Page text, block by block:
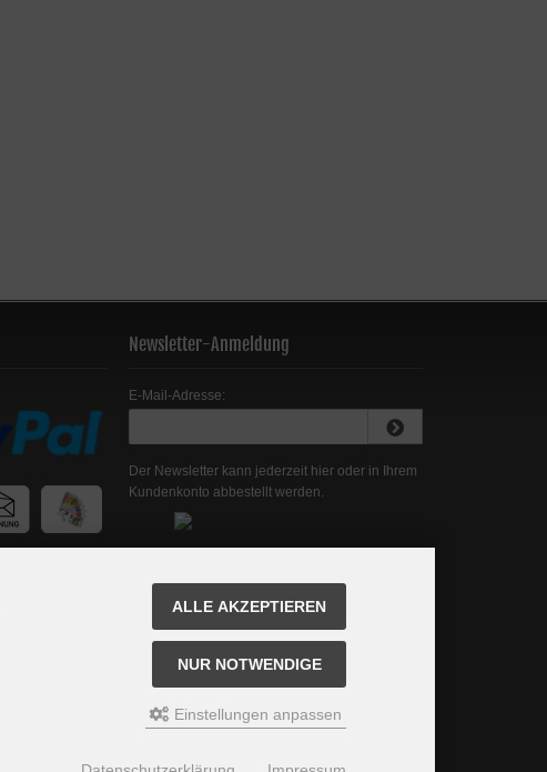
Newsletter-Anmeldung
E-Mail-Adresse:
Der Newsletter kann jederzeit hier oder in Ihrem
Kundenkonto abbestellt werden.
ALLE AKZEPTIEREN
NUR NOTWENDIGE
Einstellungen anpassen